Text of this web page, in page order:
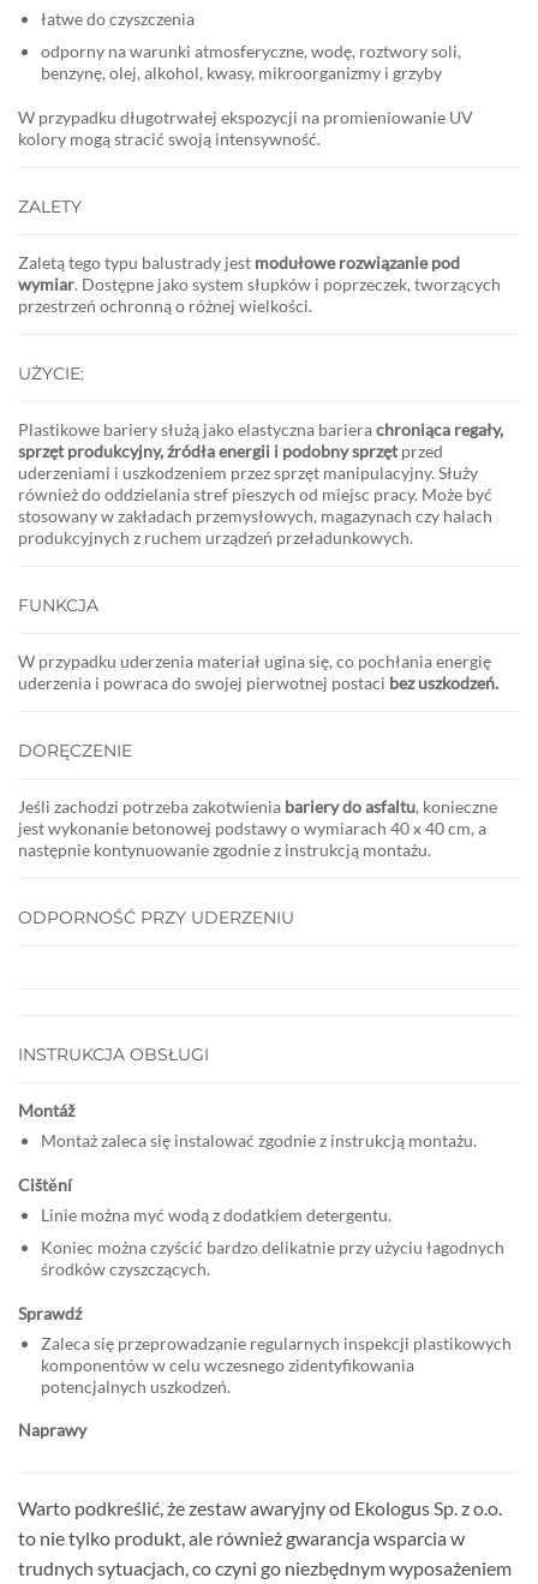
łatwe do czyszczenia
odporny na warunki atmosferyczne, wodę, roztwory soli,
benzynę, olej, alkohol, kwasy, mikroorganizmy i grzyby
W przypadku długotrwałej ekspozycji na promieniowanie UV
kolory mogą stracić swoją intensywność.
ZALETY
Zaletą tego typu balustrady jest modułowe rozwiązanie pod
wymiar. Dostępne jako system słupków i poprzeczek, tworzących
przestrzeń ochronną o różnej wielkości.
UŻYCIE:
Plastikowe bariery służą jako elastyczna barierachroniąca regały,
sprzęt produkcyjny, źródła energii i podobny sprzętprzed
uderzeniami i uszkodzeniem przez sprzęt manipulacyjny. Służy
również do oddzielania stref pieszych od miejsc pracy. Może być
stosowany w zakładach przemysłowych, magazynach czy halach
produkcyjnych z ruchem urządzeń przeładunkowych.
FUNKCJA
W przypadku uderzenia materiał ugina się, co pochłania energię
uderzenia i powraca do swojej pierwotnej postaci bez uszkodzeń.
DORĘCZENIE
Jeśli zachodzi potrzeba zakotwienia bariery do asfaltu, konieczne
jest wykonanie betonowej podstawy o wymiarach 40 x 40 cm, a
następnie kontynuowanie zgodnie z instrukcją montażu.
ODPORNOŚĆ PRZY UDERZENIU
INSTRUKCJA OBSŁUGI
Montáž
Montaż zaleca się instalować zgodnie z instrukcją montażu.
Cištění
Linie można myć wodą z dodatkiem detergentu.
Koniec można czyścić bardzo delikatnie przy użyciu łagodnych
środków czyszczących.
Sprawdź
Zaleca się przeprowadzanie regularnych inspekcji plastikowych
komponentów w celu wczesnego zidentyfikowania
potencjalnych uszkodzeń.
Naprawy
Warto podkreślić, że zestaw awaryjny od Ekologus Sp. z o.o.
to nie tylko produkt, ale również gwarancja wsparcia w
trudnych sytuacjach, co czyni go niezbędnym wyposażeniem